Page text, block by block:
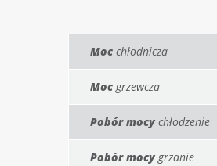
Moc chłodnicza
Mocgrzewcza
Pobór mocy chłodzenie
Pobór mocygrzanie